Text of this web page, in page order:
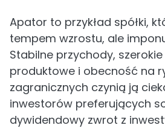
Apator to przykład spółki,
tempem wzrostu, ale
Stabilne przychody,
produktowe i obecność na
zagranicznych czynią ją
inwestorów preferujących
dywidendowy zwrot z